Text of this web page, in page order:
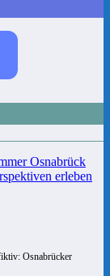
Osnabrück
erleben
Osnabrücker